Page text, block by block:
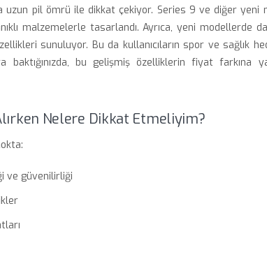
uzun pil ömrü ile dikkat çekiyor. Series 9 ve diğer yeni
malzemelerle tasarlandı. Ayrıca, yeni modellerde
sunuluyor. Bu da kullanıcıların spor ve sağlık
baktığınızda, bu gelişmiş özelliklerin fiyat farkına
Nelere Dikkat Etmeliyim?
ve güvenilirliği